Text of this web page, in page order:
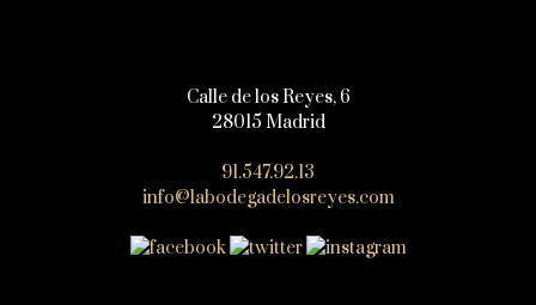
Calle de los Reyes, 6
28015 Madrid
91.547.92.13
info@labodegadelosreyes.com